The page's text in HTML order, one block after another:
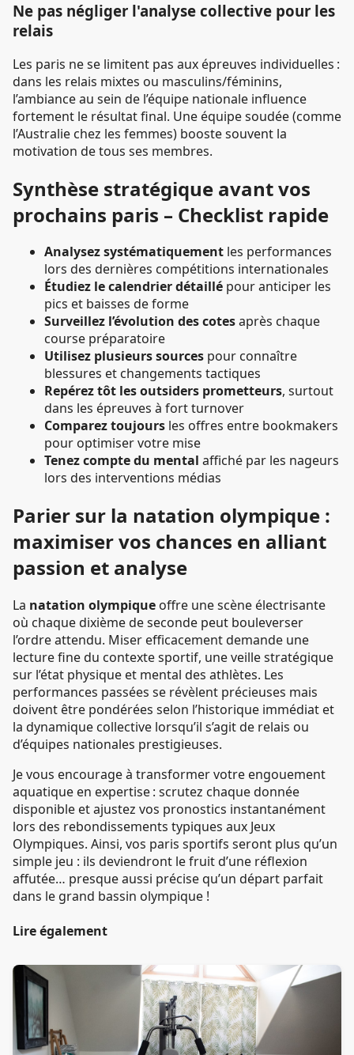
Ne pas négliger l'analyse collective pour les
relais
Les paris ne se limitent pas aux épreuves individuelles :
dans les relais mixtes ou masculins/féminins,
l’ambiance au sein de l’équipe nationale influence
fortement le résultat final. Une équipe soudée (comme
l’Australie chez les femmes) booste souvent la
motivation de tous ses membres.
Synthèse stratégique avant vos
prochains paris – Checklist rapide
Analysez systématiquement les performances
lors des dernières compétitions internationales
Étudiez le calendrier détaillé pour anticiper les
pics et baisses de forme
Surveillez l’évolution des cotesaprès chaque
course préparatoire
Utilisez plusieurs sources pour connaître
blessures et changements tactiques
Repérez tôt les outsiders prometteurs, surtout
dans les épreuves à fort turnover
Comparez toujours les offres entre bookmakers
pour optimiser votre mise
Tenez compte du mental affiché par les nageurs
lors des interventions médias
Parier sur la natation olympique :
maximiser vos chances en alliant
passion et analyse
La natation olympique offre une scène électrisante
où chaque dixième de seconde peut bouleverser
l’ordre attendu. Miser efficacement demande une
lecture fine du contexte sportif, une veille stratégique
sur l’état physique et mental des athlètes. Les
performances passées se révèlent précieuses mais
doivent être pondérées selon l’historique immédiat et
la dynamique collective lorsqu’il s’agit de relais ou
d’équipes nationales prestigieuses.
Je vous encourage à transformer votre engouement
aquatique en expertise : scrutez chaque donnée
disponible et ajustez vos pronostics instantanément
lors des rebondissements typiques aux Jeux
Olympiques. Ainsi, vos paris sportifs seront plus qu’un
simple jeu : ils deviendront le fruit d’une réflexion
affutée… presque aussi précise qu’un départ parfait
dans le grand bassin olympique !
Lire également